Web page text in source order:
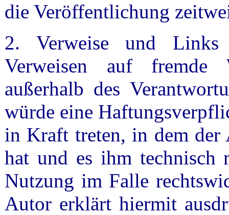
die Veröffentlichung
2. Verweise und
Verweisen auf fremde
außerhalb des
würde eine
in Kraft treten, in dem
hat und es ihm technisch
Nutzung im Falle
Autor erklärt hiermit